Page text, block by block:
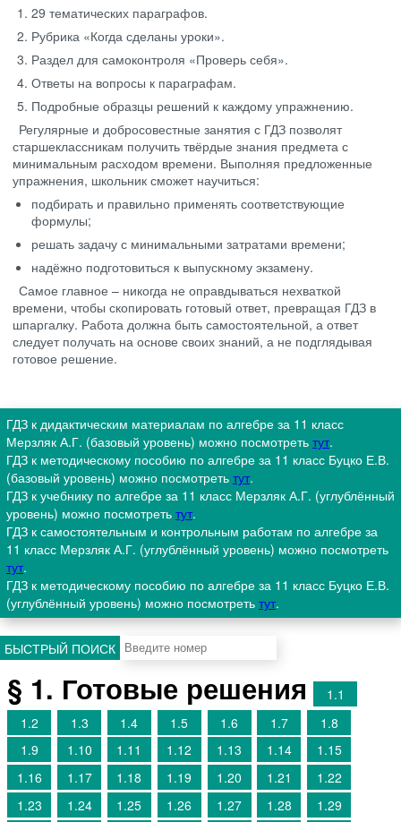
29 тематических параграфов.
Рубрика «Когда сделаны уроки».
Раздел для самоконтроля «Проверь себя».
Ответы на вопросы к параграфам.
Подробные образцы решений к каждому упражнению.
Регулярные и добросовестные занятия с ГДЗ позволят
старшеклассникам получить твёрдые знания предмета с
минимальным расходом времени. Выполняя предложенные
упражнения, школьник сможет научиться:
подбирать и правильно применять соответствующие
формулы;
решать задачу с минимальными затратами времени;
надёжно подготовиться к выпускному экзамену.
Самое главное – никогда не оправдываться нехваткой
времени, чтобы скопировать готовый ответ, превращая ГДЗ в
шпаргалку. Работа должна быть самостоятельной, а ответ
следует получать на основе своих знаний, а не подглядывая
готовое решение.
ГДЗ к дидактическим материалам по алгебре за 11 класс
Мерзляк А.Г. (базовый уровень) можно посмотреть тут.
ГДЗ к методическому пособию по алгебре за 11 класс Буцко Е.В.
(базовый уровень) можно посмотреть тут.
ГДЗ к учебнику по алгебре за 11 класс Мерзляк А.Г. (углублённый
уровень) можно посмотреть тут.
ГДЗ к самостоятельным и контрольным работам по алгебре за
11 класс Мерзляк А.Г. (углублённый уровень) можно посмотреть
тут.
ГДЗ к методическому пособию по алгебре за 11 класс Буцко Е.В.
(углублённый уровень) можно посмотреть тут.
БЫСТРЫЙ ПОИСК
§ 1. Готовые решения
1.1
1.2
1.3 1.4 1.5 1.6 1.7
1.8
1.9
1.10 1.11 1.12 1.13 1.14
1.15
1.16
1.17 1.18 1.19 1.20 1.21
1.22
1.23
1.24 1.25 1.26 1.27 1.28
1.29